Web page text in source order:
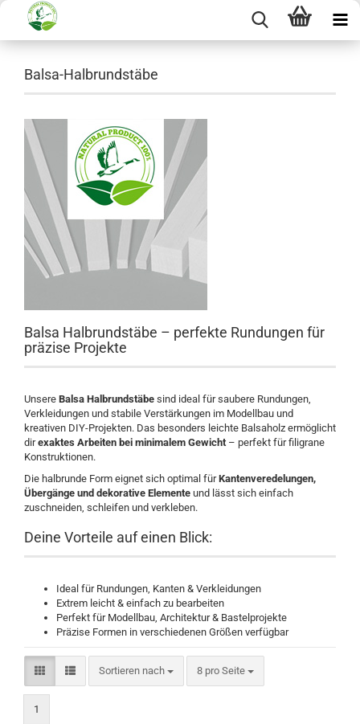
Balsa-Halbrundstäbe
Balsa Halbrundstäbe – perfekte Rundungen für
präzise Projekte
Unsere Balsa Halbrundstäbe sind ideal für saubere Rundungen,
Verkleidungen und stabile Verstärkungen im Modellbau und
kreativen DIY-Projekten. Das besonders leichte Balsaholz ermöglicht
direxaktes Arbeiten bei minimalem Gewicht– perfekt für filigrane
Konstruktionen.
Die halbrunde Form eignet sich optimal fürKantenveredelungen,
Übergänge und dekorative Elemente und lässt sich einfach
zuschneiden, schleifen und verkleben.
Deine Vorteile auf einen Blick:
Ideal für Rundungen, Kanten & Verkleidungen
Extrem leicht & einfach zu bearbeiten
Perfekt für Modellbau, Architektur & Bastelprojekte
Präzise Formen in verschiedenen Größen verfügbar
Sortieren nach
Sortieren nach 8 pro Seite
pro Seite
1